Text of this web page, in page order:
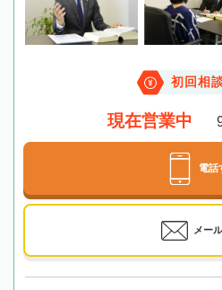
初回相
現在営業中
電話
メー